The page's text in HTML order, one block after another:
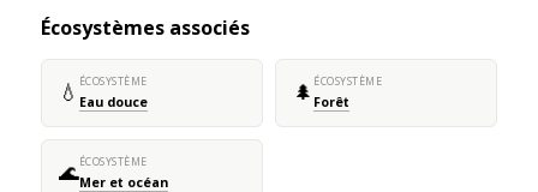
Écosystèmes associés
💧 ÉCOSYSTÈME
Eau douce 🌲 ÉCOSYSTÈME
Forêt
🌊ÉCOSYSTÈME
Mer et océan